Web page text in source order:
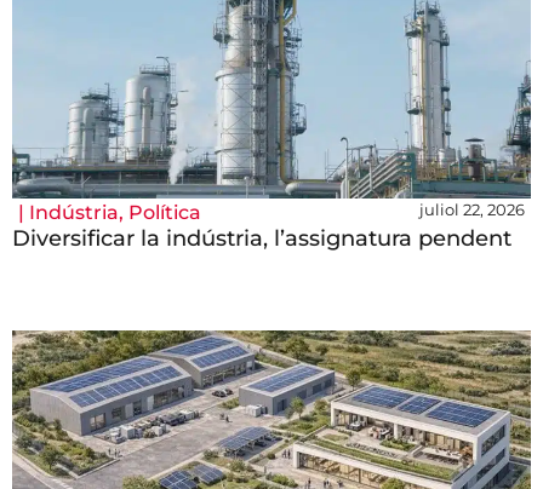
| Indústria, Política juliol 22, 2026
Diversificar la indústria, l’assignatura pendent